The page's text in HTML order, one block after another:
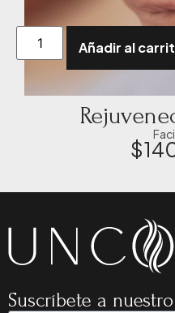
Añadir al
$
Suscríbete a